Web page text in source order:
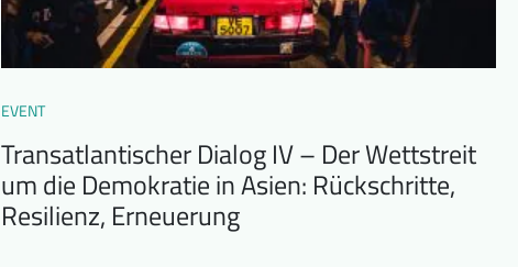
EVENT
Transatlantischer Dialog IV – Der Wettstreit
um die Demokratie in Asien: Rückschritte,
Resilienz, Erneuerung